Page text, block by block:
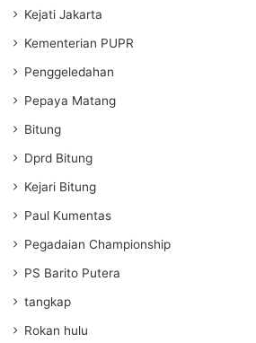
Kejati Jakarta
Kementerian PUPR
Penggeledahan
Pepaya Matang
Bitung
Dprd Bitung
Kejari Bitung
Paul Kumentas
Pegadaian Championship
PS Barito Putera
tangkap
Rokan hulu